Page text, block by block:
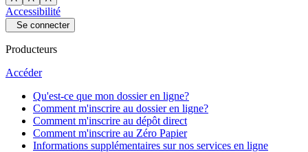
Accessibilité
Se connecter
Producteurs
Accéder
Qu'est-ce que mon dossier en ligne?
Comment m'inscrire au dossier en ligne?
Comment m'inscrire au dépôt direct
Comment m'inscrire au Zéro Papier
Informations supplémentaires sur nos services en ligne